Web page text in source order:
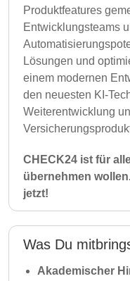
Produktfeatures
Entwicklungsteams
Lösungen und
einem modernen
den neuesten KI-
Weiterentwicklung
CHECK24 ist für
übernehmen
jetzt!
Was Du
Akademischer